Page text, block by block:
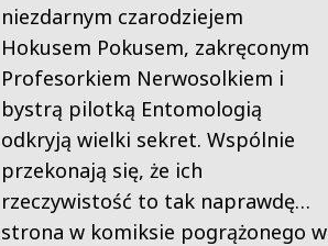
niezdarnym czarodziejem
Hokusem Pokusem, zakręconym
Profesorkiem Nerwosolkiem i
bystrą pilotką Entomologią
odkryją wielki sekret. Wspólnie
przekonają się, że ich
rzeczywistość to tak naprawdę…
strona w komiksie pogrążonego w